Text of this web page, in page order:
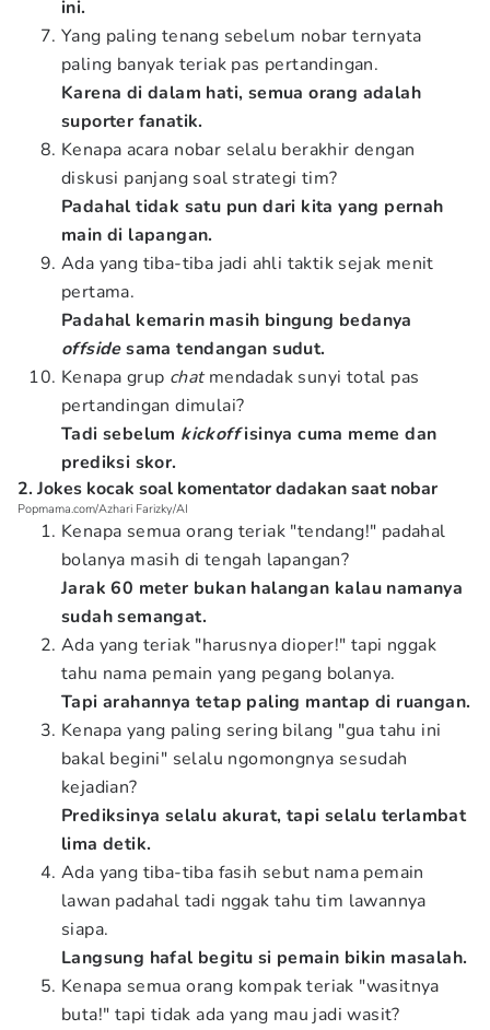
ini.
Yang paling tenang sebelum nobar ternyata
paling banyak teriak pas pertandingan.
Karena di dalam hati, semua orang adalah
suporter fanatik.
Kenapa acara nobar selalu berakhir dengan
diskusi panjang soal strategi tim?
Padahal tidak satu pun dari kita yang pernah
main di lapangan.
Ada yang tiba-tiba jadi ahli taktik sejak menit
pertama.
Padahal kemarin masih bingung bedanya
offsidesama tendangan sudut.
Kenapa grup chatmendadak sunyi total pas
pertandingan dimulai?
Tadi sebelum kickoffisinya cuma meme dan
prediksi skor.
2. Jokes kocak soal komentator dadakan saat nobar
Popmama.com/Azhari Farizky/AI
Kenapa semua orang teriak "tendang!" padahal
bolanya masih di tengah lapangan?
Jarak 60 meter bukan halangan kalau namanya
sudah semangat.
Ada yang teriak "harusnya dioper!" tapi nggak
tahu nama pemain yang pegang bolanya.
Tapi arahannya tetap paling mantap di ruangan.
Kenapa yang paling sering bilang "gua tahu ini
bakal begini" selalu ngomongnya sesudah
kejadian?
Prediksinya selalu akurat, tapi selalu terlambat
lima detik.
Ada yang tiba-tiba fasih sebut nama pemain
lawan padahal tadi nggak tahu tim lawannya
siapa.
Langsung hafal begitu si pemain bikin masalah.
Kenapa semua orang kompak teriak "wasitnya
buta!" tapi tidak ada yang mau jadi wasit?